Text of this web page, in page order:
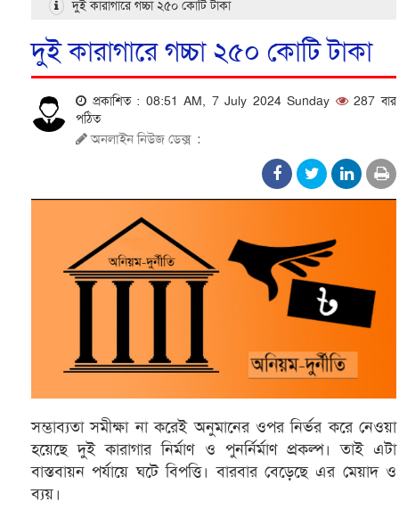
দুই কারাগারে গচ্চা ২৫০ কোটি টাকা
দুই কারাগারে গচ্চা ২৫০ কোটি টাকা
প্রকাশিত : 08:51 AM, 7 July 2024 Sunday
287 বার
পঠিত
অনলাইন নিউজ ডেক্স :
সম্ভাব্যতা সমীক্ষা না করেই অনুমানের ওপর নির্ভর করে নেওয়া
হয়েছে দুই কারাগার নির্মাণ ও পুনর্নির্মাণ প্রকল্প। তাই এটা
বাস্তবায়ন পর্যায়ে ঘটে বিপত্তি। বারবার বেড়েছে এর মেয়াদ ও
ব্যয়।